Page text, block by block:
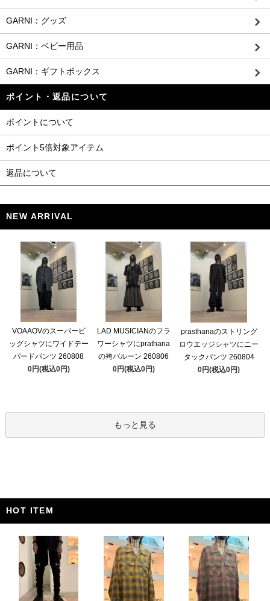
GARNI：グッズ
GARNI：ベビー用品
GARNI：ギフトボックス
ポイント・返品について
ポイントについて
ポイント5倍対象アイテム
返品について
NEW ARRIVAL
VOAAOVのスーパービ
ッグシャツにワイドテー
パードパンツ 260808
0円(税込0円)
LAD MUSICIANのフラ
ワーシャツにprathana
の袴バルーン 260806
0円(税込0円)
prasthanaのストリング
ロウエッジシャツにニー
タックパンツ 260804
0円(税込0円)
もっと見る
HOT ITEM